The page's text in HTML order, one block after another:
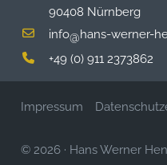
90408 Nürnberg
info@hans-werner-
+49 (0) 911 2373862
Impressum
© 2026 · Hans Werner